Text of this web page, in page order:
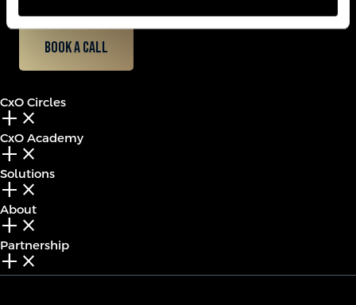
Book a call
CxO Circles
add_2 close
CxO Academy
add_2 close
Solutions
add_2 close
About
add_2 close
Partnership
add_2 close